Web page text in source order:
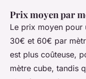
Prix moyen par
Le prix moyen pour
30€ et 60€ par
est plus coûteuse,
mètre cube, tandis